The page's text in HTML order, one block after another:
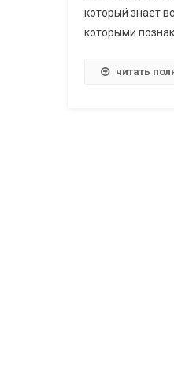
который знает
которыми
читать